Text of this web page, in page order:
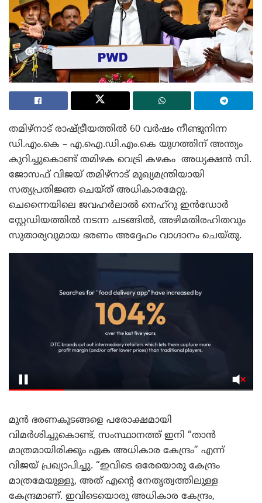
തമിഴ്നാട് രാഷ്ട്രീയത്തിൽ 60 വർഷം നീണ്ടുനിന്ന
ഡി.എം.കെ – എ.ഐ.ഡി.എം.കെ യുഗത്തിന് അന്ത്യം
കുറിച്ചുകൊണ്ട് തമിഴക വെട്രി കഴകം അധ്യക്ഷൻ സി.
ജോസഫ് വിജയ് തമിഴ്‌നാട് മുഖ്യമന്ത്രിയായി
സത്യപ്രതിജ്ഞ ചെയ്ത് അധികാരമേറ്റു.
ചെന്നൈയിലെ ജവഹർലാൽ നെഹ്‌റു ഇൻഡോർ
സ്റ്റേഡിയത്തിൽ നടന്ന ചടങ്ങിൽ, അഴിമതിരഹിതവും
സുതാര്യവുമായ ഭരണം അദ്ദേഹം വാഗ്ദാനം ചെയ്തു.
മുൻ ഭരണകൂടങ്ങളെ പരോക്ഷമായി
വിമർശിച്ചുകൊണ്ട്, സംസ്ഥാനത്ത് ഇനി “താൻ
മാത്രമായിരിക്കും ഏക അധികാര കേന്ദ്രം” എന്ന്
വിജയ് പ്രഖ്യാപിച്ചു. “ഇവിടെ ഒരേയൊരു കേന്ദ്രം
മാത്രമേയുള്ളൂ, അത് എന്റെ നേതൃത്വത്തിലുള്ള
കേന്ദ്രമാണ്. ഇവിടെയൊരു അധികാര കേന്ദ്രം,